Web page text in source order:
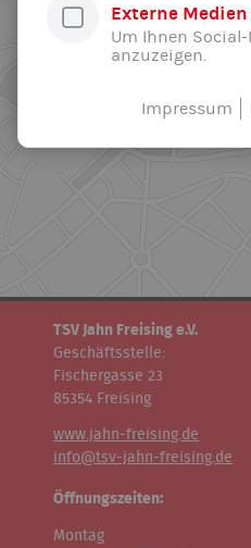
TSV Jahn Freising e.V.
Geschäftsstelle:
Fischergasse 23
85354 Freising
www.jahn-freising.de
info@tsv-jahn-freising.de
Öffnungszeiten:
Montag
Externe
Um Ihnen
anzuzeigen.
Impressum